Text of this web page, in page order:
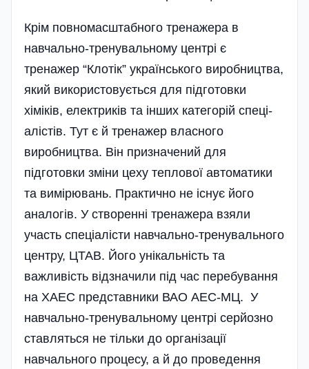
Крім повномасштабного тренажера в
навчально-тренувальному центрі є
тренажер “Клотік” українського виробництва,
який використовується для підготовки
хіміків, електриків та інших категорій спеці­
алістів. Тут є й тренажер власного
виробництва. Він призначений для
підготовки зміни цеху теплової автоматики
та вимірювань. Практично не існує його
аналогів. У створенні тренажера взяли
участь спе­ці­алісти навчально-тренувального
центру, ЦТАВ. Його унікальність та
важливість відзначили під час перебування
на ХАЕС представники ВАО АЕС-МЦ. У
навчально-тренувальному центрі серйозно
ставляться не тільки до організації
навчального процесу, а й до проведення